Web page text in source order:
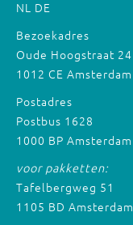
NL DE
Bezoekadres
Oude Hoogstraat 24
1012 CE Amsterdam
Postadres
Postbus 1628
1000 BP Amsterdam
voor pakketten:
Tafelbergweg 51
1105 BD Amsterdam